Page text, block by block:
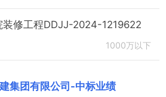
装修工程DDJJ-2024-1219622
1000万以下
集团有限公司 -中标业绩